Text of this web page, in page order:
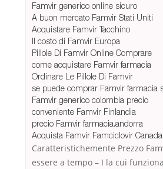
Famvir generico online sicuro
A buon mercato Famvir Stati Uniti
Acquistare Famvir Tacchino
Il costo di Famvir Europa
Pillole Di Famvir Online Comprare
come acquistare Famvir farmacia
Ordinare Le Pillole Di Famvir
se puede comprar Famvir farmacia
Famvir generico colombia precio
conveniente Famvir Finlandia
precio Famvir farmacia.andorra
Acquista Famvir Famciclovir Canada
Caratteristichemente Prezzo
essere a tempo – I la cui